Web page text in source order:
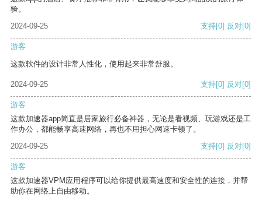
验。
2024-09-25
支持[0] 反对[0]
游客
这款软件的设计非常人性化，使用起来非常舒服。
2024-09-25 支持[0] 反对[0]
游客
这款加速器app简直是居家旅行必备神器，无论是看视频、玩游戏还是工
作办公，都能畅享高速网络，再也不用担心网速卡顿了。
2024-09-25
支持[0] 反对[0]
游客
这款加速器VPM应用程序可以给你提供最高速度和安全性的连接，并帮
助你在网络上自由移动。